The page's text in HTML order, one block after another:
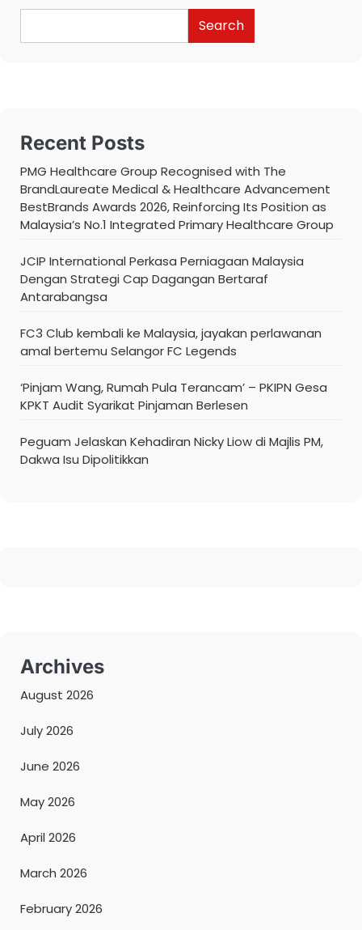
Search
Recent Posts
PMG Healthcare Group Recognised with The
BrandLaureate Medical & Healthcare Advancement
BestBrands Awards 2026, Reinforcing Its Position as
Malaysia’s No.1 Integrated Primary Healthcare Group
JCIP International Perkasa Perniagaan Malaysia
Dengan Strategi Cap Dagangan Bertaraf
Antarabangsa
FC3 Club kembali ke Malaysia, jayakan perlawanan
amal bertemu Selangor FC Legends
‘Pinjam Wang, Rumah Pula Terancam’ – PKIPN Gesa
KPKT Audit Syarikat Pinjaman Berlesen
Peguam Jelaskan Kehadiran Nicky Liow di Majlis PM,
Dakwa Isu Dipolitikkan
Archives
August 2026
July 2026
June 2026
May 2026
April 2026
March 2026
February 2026